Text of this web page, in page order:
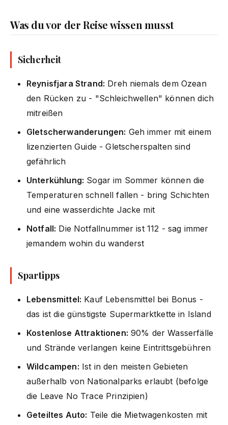
Was du vor der Reise wissen musst
Sicherheit
Reynisfjara Strand: Dreh niemals dem Ozean
den Rücken zu - "Schleichwellen" können dich
mitreißen
Gletscherwanderungen: Geh immer mit einem
lizenzierten Guide - Gletscherspalten sind
gefährlich
Unterkühlung: Sogar im Sommer können die
Temperaturen schnell fallen - bring Schichten
und eine wasserdichte Jacke mit
Notfall: Die Notfallnummer ist 112 - sag immer
jemandem wohin du wanderst
Spartipps
Lebensmittel: Kauf Lebensmittel bei Bonus -
das ist die günstigste Supermarktkette in Island
Kostenlose Attraktionen: 90% der Wasserfälle
und Strände verlangen keine Eintrittsgebühren
Wildcampen: Ist in den meisten Gebieten
außerhalb von Nationalparks erlaubt (befolge
die Leave No Trace Prinzipien)
Geteiltes Auto: Teile die Mietwagenkosten mit